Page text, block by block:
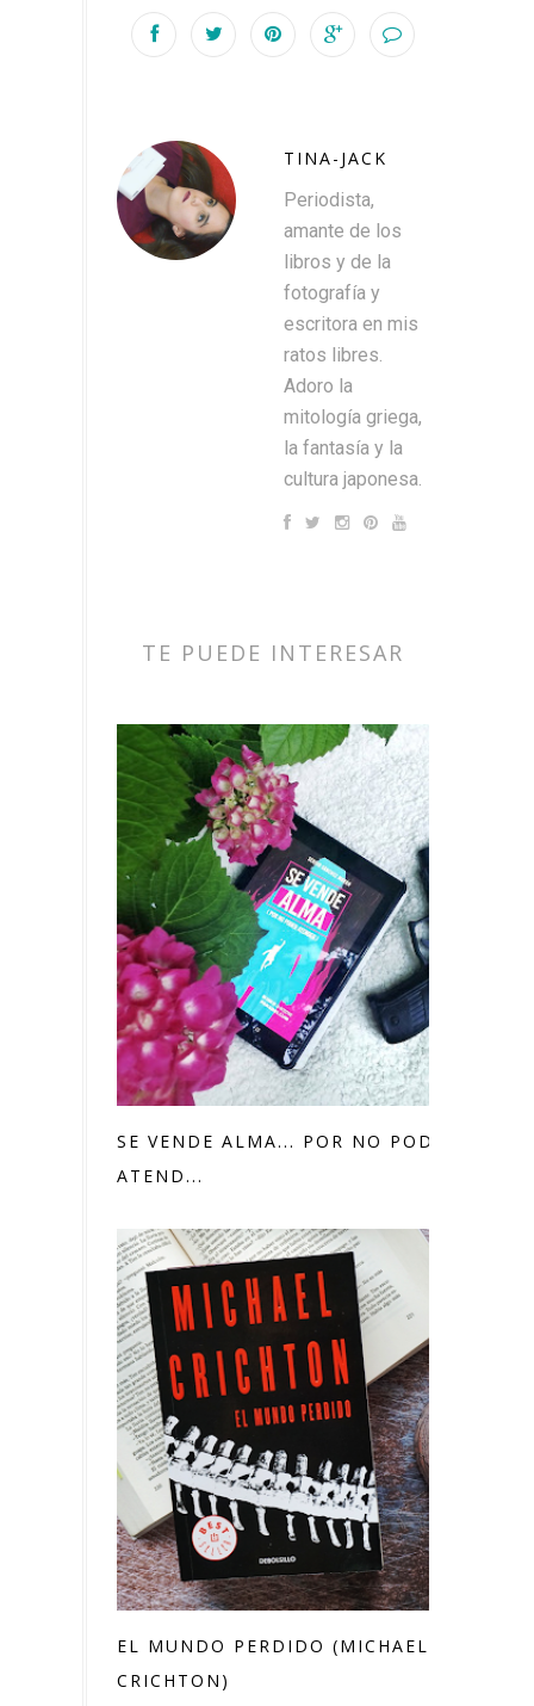
TINA-JACK
Periodista,
amante de los
libros y de la
fotografía y
escritora en mis
ratos libres.
Adoro la
mitología griega,
la fantasía y la
cultura japonesa.
TE PUEDE INTERESAR
SE VENDE ALMA... POR NO PODER
ATEND...
EL MUNDO PERDIDO (MICHAEL
CRICHTON)